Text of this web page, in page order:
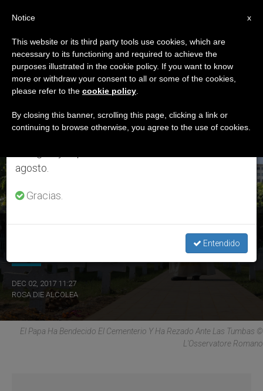
ETIQUETA
Posts Tagged ‘iglesia
Del Santo Rosario’
ÚLTIMAS NOTICIAS
DEC 02, 2017 11:27
ROSA DIE ALCOLEA
El Papa Ha Bendecido El Cementerio Y Ha Rezado Ante Las Tumbas ©
L'Osservatore Romano
×
Aviso importante
Del 27 de julio al 7 de agosto haremos la pausa
anual, aprovechando que en el periodo de verano
se generan menos informaciones y también el
agosto.
Gracias.
Entendido
x
Notice
This website or its third party tools use cookies, which are
necessary to its functioning and required to achieve the
purposes illustrated in the cookie policy. If you want to know
more or withdraw your consent to all or some of the cookies,
please refer to the cookie policy
By closing this banner, scrolling this page, clicking a link or
continuing to browse otherwise, you agree to the use of cookies.